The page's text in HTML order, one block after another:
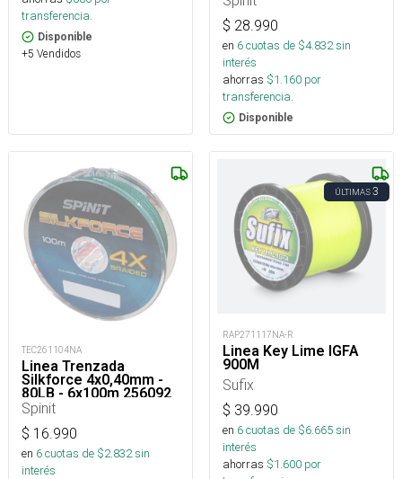
transferencia.
Disponible
+5 Vendidos
$ 28.990
en 6cuotas de $4.832sin
interés
ahorras $1.160 por
transferencia.
Disponible
TEC261104NA
Linea Trenzada
Silkforce 4x0,40mm -
80LB - 6x100m 256092
Spinit
$ 16.990
en 6cuotas de $2.832sin
interés
ÚLTIMAS3
RAP271117NA-R
Linea Key Lime IGFA
900M
Sufix
$ 39.990
en 6cuotas de $6.665sin
interés
ahorras $1.600 por